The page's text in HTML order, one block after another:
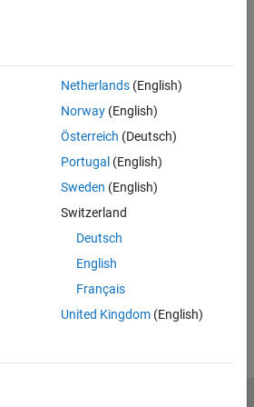
Blockset Models library from the
prompt, enter
for the downloaded models, at the
enter
open('MS_Examples.mlx')
add-ons using the Add-Ons panel.
useful was this information?
Netherlands(English)
Norway(English)
Österreich (Deutsch)
Portugal (English)
Sweden (English)
Switzerland
Deutsch
English
Français
United Kingdom(English)